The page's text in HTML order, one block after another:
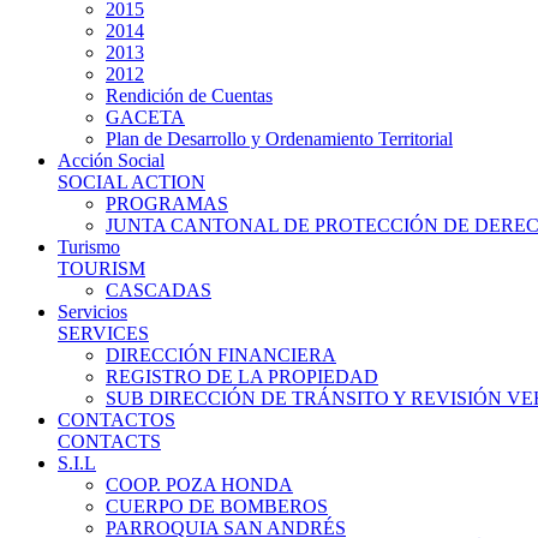
2015
2014
2013
2012
Rendición de Cuentas
GACETA
Plan de Desarrollo y Ordenamiento Territorial
Acción Social
SOCIAL ACTION
PROGRAMAS
JUNTA CANTONAL DE PROTECCIÓN DE
Turismo
TOURISM
CASCADAS
Servicios
SERVICES
DIRECCIÓN FINANCIERA
REGISTRO DE LA PROPIEDAD
SUB DIRECCIÓN DE TRÁNSITO Y REVISIÓN
CONTACTOS
CONTACTS
S.I.L
COOP. POZA HONDA
CUERPO DE BOMBEROS
PARROQUIA SAN ANDRÉS